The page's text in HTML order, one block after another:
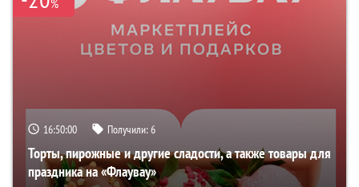
16:49:59 Получили:6
Торты, пирожные и другие сладости, а также товары для
праздника на «Флаувау»